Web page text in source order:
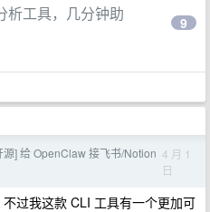
析工具，几分钟助
9
源] 给 OpenClaw 接飞书/Notion 4 月 1
日
过我这款 CLI 工具有一个更加可